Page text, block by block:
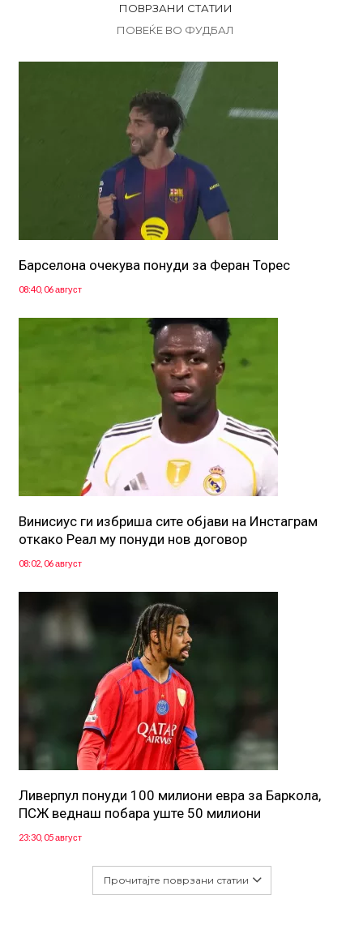
ПОВРЗАНИ СТАТИИ
ПОВЕЌЕ ВО ФУДБАЛ
Барселона очекува понуди за Феран Торес
08:40, 06 август
Винисиус ги избриша сите објави на Инстаграм
откако Реал му понуди нов договор
08:02, 06 август
Ливерпул понуди 100 милиони евра за Баркола,
ПСЖ веднаш побара уште 50 милиони
23:30, 05 август
Прочитајте поврзани статии